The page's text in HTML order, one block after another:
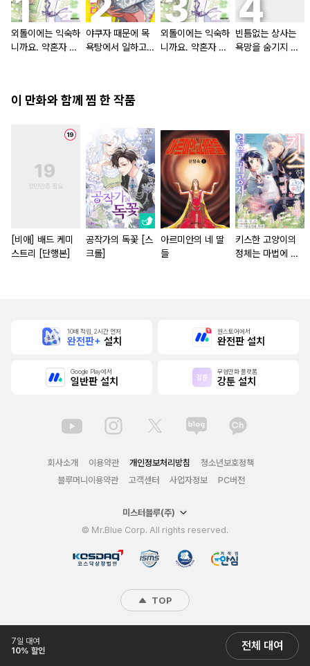
외톨이에는 익숙하
니까요. 약혼자 방
야쿠자 때문에 목
욕탕에서 일하고
외톨이에는 익숙하
니까요. 약혼자 방
빈틈없는 상사는
욕망을 숨기지 않
이 만화와 함께 찜 한 작품
[비애] 배드 케미
스트리 [단행본]
공작가의 독꽃 [스
크롤]
아르미안의 네 딸
들
키스한 고양이의
정체는 마법에 걸
7일 대여
10% 할인
전체 대여
10배 적립, 2시간 먼저
완전판+ 설치
원스토어에서
완전판 설치
Google Play에서
일반판 설치
무협만화 플랫폼
강툰 설치
회사소개 이용약관 개인정보처리방침
청소년보호정책
블루머니이용약관
고객센터 사업자정보 PC버전
미스터블루(주)
© Mr.Blue Corp. All rights reserved.
TOP